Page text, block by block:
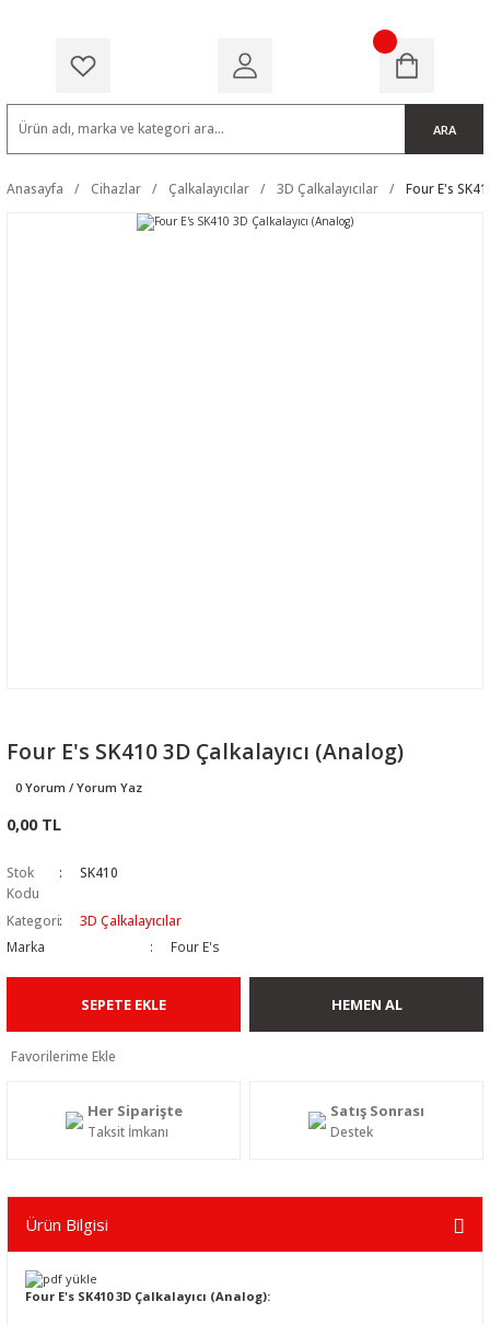
ARA
Anasayfa Cihazlar Çalkalayıcılar 3D Çalkalayıcılar Four E's
Four E's SK410 3D Çalkalayıcı (Analog)
0 Yorum / Yorum Yaz
0,00 TL
Stok
Kodu
SK410
Kategori
3D Çalkalayıcılar
Marka
Four E's
SEPETE EKLE HEMEN AL
Her Siparişte
Taksit İmkanı
Satış Sonrası
Destek
Ürün Bilgisi
Four E's SK410 3D Çalkalayıcı (Analog):